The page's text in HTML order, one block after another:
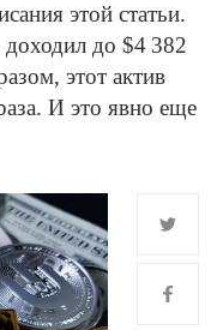
этой статьи.
до $4 382
этот актив
И это явно еще